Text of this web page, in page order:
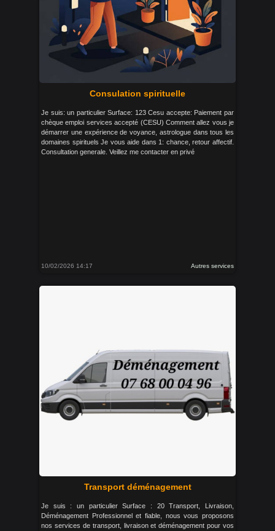
Consulation spirituelle
Je suis: un particulier Surface: 123 Cesu accepte: Paiement par
chèque emploi services accepté (CESU) Comment allez vous je
démarrer une expérience de voyance, astrologue dans tous les
domaines spirituels Je vous aide dans 1: chance, retour affectif.
Consultation generale. Veillez me contacter en privé
10/02/2026 14:17 Autres services
Transport déménagement
Je suis : un particulier Surface : 20 Transport, Livraison,
Déménagement Professionnel et fiable, nous vous proposons
nos services de transport, livraison et déménagement pour vos